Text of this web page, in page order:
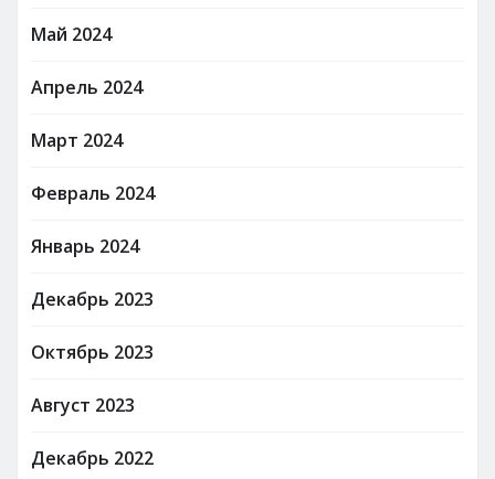
Май 2024
Апрель 2024
Март 2024
Февраль 2024
Январь 2024
Декабрь 2023
Октябрь 2023
Август 2023
Декабрь 2022